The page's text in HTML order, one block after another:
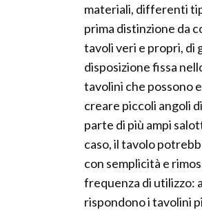
materiali, differenti
prima distinzione da
tavoli veri e propri, di
disposizione fissa
tavolini che possono
creare piccoli angoli
parte di più ampi
caso, il tavolo
con semplicità e
frequenza di utilizzo:
rispondono i tavolini